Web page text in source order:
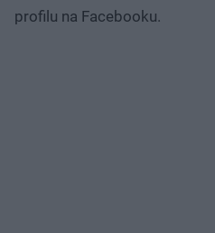
profilu na Facebooku.